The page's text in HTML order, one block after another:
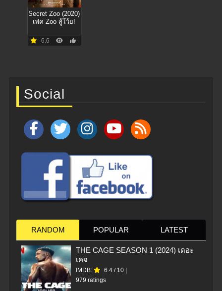
Secret Zoo (2020)
เฟค Zoo สู้โว้ย!
6.6
Social
RANDOM POPULAR LATEST
THE CAGE SEASON 1 (2024) เดอะ
เคจ
IMDB: 6.4 / 10 |
979 ratings